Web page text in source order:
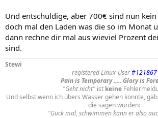
Und entschuldige, aber 700€ sind nun
doch mal den Laden was die so im Monat
dann rechne dir mal aus wieviel Prozent
sind.
Stewi
registered Linux-User#121867
Pain is Temporary ..... Glory is
"Geht nicht"ist keine
Und selbst wenn ich übers Wasser gehen könnte,
die sagen würden:
"Guck mal, schwimmen kann er also